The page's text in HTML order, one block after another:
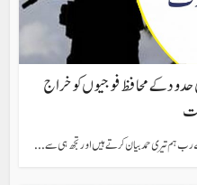
حدود کے محافظ فوجیوں کو خراج
رب ہم تیری حمد بیان کرتے ہیں اور تجھ ہی سے...